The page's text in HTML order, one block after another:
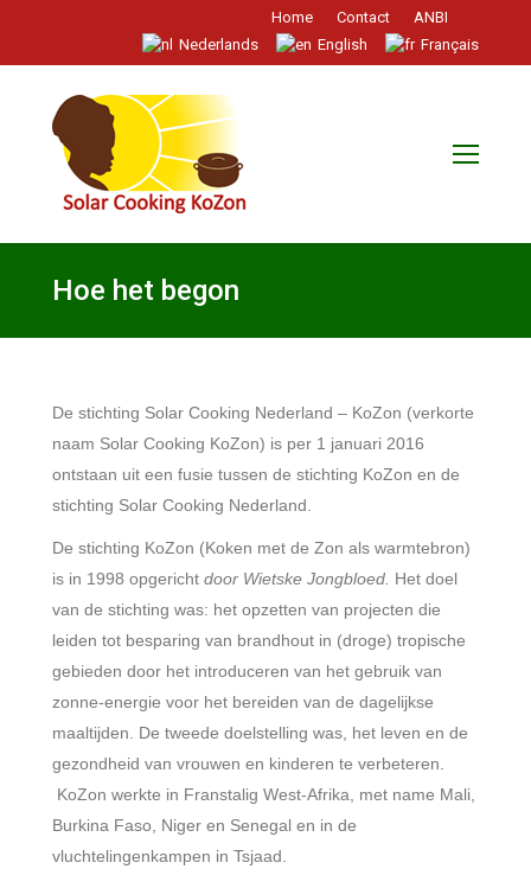
Home Contact
ANBI
Nederlands
English Français
Hoe het begon
De stichting Solar Cooking Nederland – KoZon (verkorte
naam Solar Cooking KoZon) is per 1 januari 2016
ontstaan uit een fusie tussen de stichting KoZon en de
stichting Solar Cooking Nederland.
De stichting KoZon (Koken met de Zon als warmtebron)
is in 1998 opgericht door Wietske Jongbloed. Het doel
van de stichting was: het opzetten van projecten die
leiden tot besparing van brandhout in (droge) tropische
gebieden door het introduceren van het gebruik van
zonne-energie voor het bereiden van de dagelijkse
maaltijden. De tweede doelstelling was, het leven en de
gezondheid van vrouwen en kinderen te verbeteren.
KoZon werkte in Franstalig West-Afrika, met name Mali,
Burkina Faso, Niger en Senegal en in de
vluchtelingenkampen in Tsjaad.